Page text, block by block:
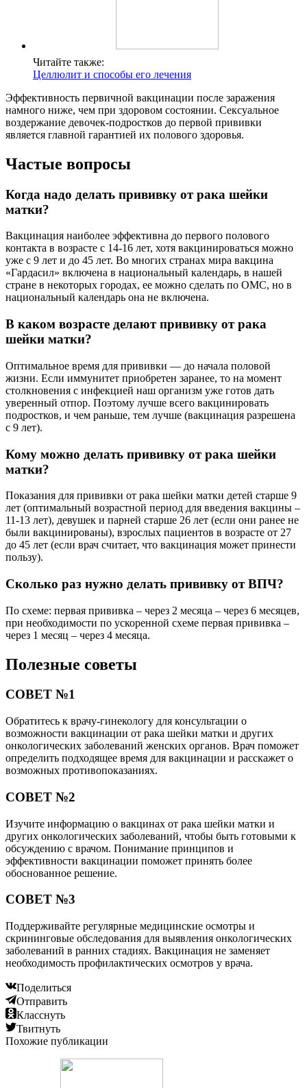
Читайте также:
Целлюлит и способы его лечения
Эффективность первичной вакцинации после заражения
намного ниже, чем при здоровом состоянии. Сексуальное
воздержание девочек-подростков до первой прививки
является главной гарантией их полового здоровья.
Частые вопросы
Когда надо делать прививку от рака шейки
матки?
Вакцинация наиболее эффективна до первого полового
контакта в возрасте с 14-16 лет, хотя вакцинироваться можно
уже с 9 лет и до 45 лет. Во многих странах мира вакцина
«Гардасил» включена в национальный календарь, в нашей
стране в некоторых городах, ее можно сделать по ОМС, но в
национальный календарь она не включена.
В каком возрасте делают прививку от рака
шейки матки?
Оптимальное время для прививки — до начала половой
жизни. Если иммунитет приобретен заранее, то на момент
столкновения с инфекцией наш организм уже готов дать
уверенный отпор. Поэтому лучше всего вакцинировать
подростков, и чем раньше, тем лучше (вакцинация разрешена
с 9 лет).
Кому можно делать прививку от рака шейки
матки?
Показания для прививки от рака шейки матки детей старше 9
лет (оптимальный возрастной период для введения вакцины –
11-13 лет), девушек и парней старше 26 лет (если они ранее не
были вакцинированы), взрослых пациентов в возрасте от 27
до 45 лет (если врач считает, что вакцинация может принести
пользу).
Сколько раз нужно делать прививку от ВПЧ?
По схеме: первая прививка – через 2 месяца – через 6 месяцев,
при необходимости по ускоренной схеме первая прививка –
через 1 месяц – через 4 месяца.
Полезные советы
СОВЕТ №1
Обратитесь к врачу-гинекологу для консультации о
возможности вакцинации от рака шейки матки и других
онкологических заболеваний женских органов. Врач поможет
определить подходящее время для вакцинации и расскажет о
возможных противопоказаниях.
СОВЕТ №2
Изучите информацию о вакцинах от рака шейки матки и
других онкологических заболеваний, чтобы быть готовыми к
обсуждению с врачом. Понимание принципов и
эффективности вакцинации поможет принять более
обоснованное решение.
СОВЕТ №3
Поддерживайте регулярные медицинские осмотры и
скрининговые обследования для выявления онкологических
заболеваний в ранних стадиях. Вакцинация не заменяет
необходимость профилактических осмотров у врача.
Поделиться
Отправить
Класснуть
Твитнуть
Похожие публикации